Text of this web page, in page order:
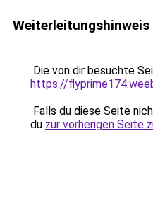
Weiterleitungshinweis
Die von dir besuchte
https://
Falls du diese Seite
du zur vorherigen Seite